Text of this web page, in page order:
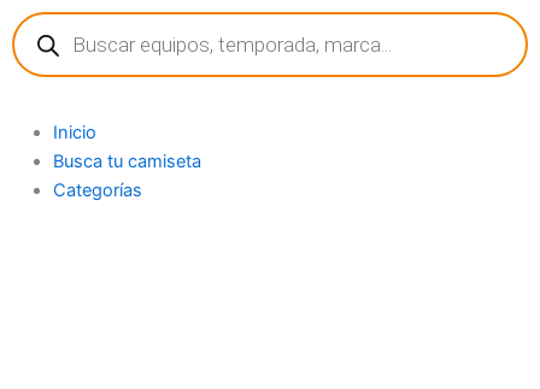
contenido
Búsqueda
de
productos
Inicio
Busca tu camiseta
Categorías